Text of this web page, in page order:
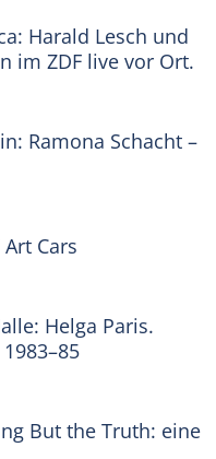
Harald Lesch und
im ZDF live vor Ort.
Ramona Schacht –
Cars
Helga Paris.
But the Truth: eine